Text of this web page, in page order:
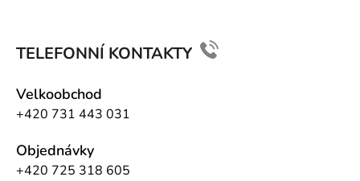
TELEFONNÍ KONTAKTY
Velkoobchod
+420 731 443 031
Objednávky
+420 725 318 605